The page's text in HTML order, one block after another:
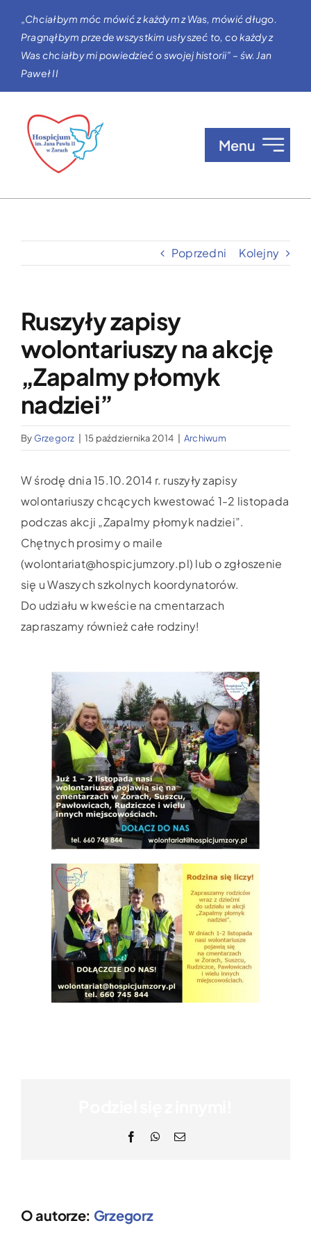
zawartości
„Chciałbym móc mówić z każdym z Was, mówić długo.
Pragnąłbym przede wszystkim usłyszeć to, co każdy z
Was chciałby mi powiedzieć o swojej historii” – św. Jan
Paweł II
Menu
Wypożyczalnia sprzętu medycznego
Aktualności
Jak możesz nam pomóc?
Poprzedni Kolejny
Ruszyły zapisy
wolontariuszy na akcję
„Zapalmy płomyk
nadziei”
By Grzegorz 15 października 2014 Archiwum
W środę dnia 15.10.2014 r. ruszyły zapisy
wolontariuszy chcących kwestować 1-2 listopada
podczas akcji „Zapalmy płomyk nadziei”.
Chętnych prosimy o maile
(wolontariat@hospicjumzory.pl) lub o zgłoszenie
się u Waszych szkolnych koordynatorów.
Do udziału w kweście na cmentarzach
zapraszamy również całe rodziny!
FacebookWhatsApp
Email
O autorze: Grzegorz